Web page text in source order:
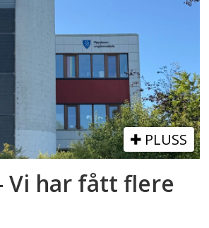
PLUSS
Vi har fått flere